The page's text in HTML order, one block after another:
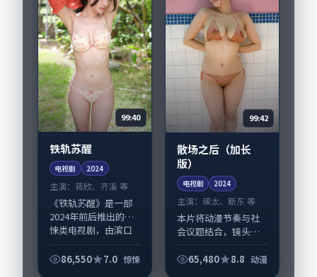
99:40
铁轨苏醒
电视剧 2024
主演： 蒋欣、齐溪 等
《铁轨苏醒》是一部
2024年前后推出的惊
悚类电视剧，由滨口
溪，段奕宏、周冬雨
86,550 7.0 惊悚
99:42
散场之后（加长
版）
电视剧 2024
主演：瑛太、靳东 等
本片将动漫节奏与社
会议题结合，镜头语
《散场之后（加长
65,480 8.8 动漫